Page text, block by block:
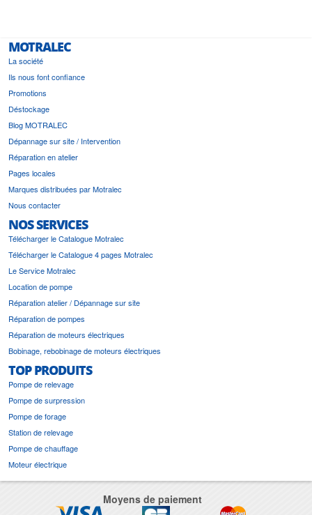
MOTRALEC
La société
Ils nous font confiance
Promotions
Déstockage
Blog MOTRALEC
Dépannage sur site / Intervention
Réparation en atelier
Pages locales
Marques distribuées par Motralec
Nous contacter
NOS SERVICES
Télécharger le Catalogue Motralec
Télécharger le Catalogue 4 pages Motralec
Le Service Motralec
Location de pompe
Réparation atelier / Dépannage sur site
Réparation de pompes
Réparation de moteurs électriques
Bobinage, rebobinage de moteurs électriques
TOP PRODUITS
Pompe de relevage
Pompe de surpression
Pompe de forage
Station de relevage
Pompe de chauffage
Moteur électrique
Moyens de paiement